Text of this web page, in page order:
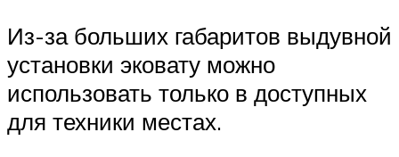
Из-за больших габаритов выдувной
установки эковату можно
использовать только в доступных
для техники местах.